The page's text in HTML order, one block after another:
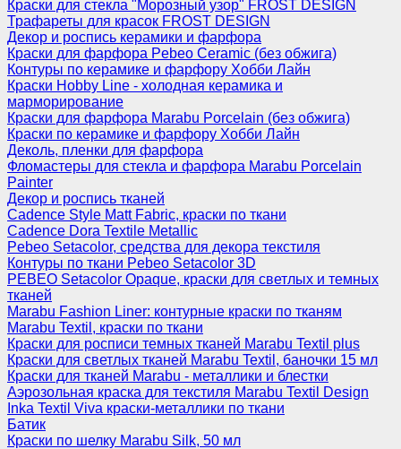
Краски для стекла "Морозный узор" FROST DESIGN
Трафареты для красок FROST DESIGN
Декор и роспись керамики и фарфора
Краски для фарфора Pebeo Ceramic (без обжига)
Контуры по керамике и фарфору Хобби Лайн
Краски Hobby Line - холодная керамика и
марморирование
Краски для фарфора Marabu Porcelain (без обжига)
Краски по керамике и фарфору Хобби Лайн
Деколь, пленки для фарфора
Фломастеры для стекла и фарфора Marabu Porcelain
Painter
Декор и роспись тканей
Cadence Style Matt Fabric, краски по ткани
Cadence Dora Textile Metallic
Pebeo Setacolor, средства для декора текстиля
Контуры по ткани Pebeo Setacolor 3D
PEBEO Setacolor Opaque, краски для светлых и темных
тканей
Marabu Fashion Liner: контурные краски по тканям
Marabu Textil, краски по ткани
Краски для росписи темных тканей Marabu Textil plus
Краски для светлых тканей Marabu Textil, баночки 15 мл
Краски для тканей Marabu - металлики и блестки
Аэрозольная краска для текстиля Marabu Textil Design
Inka Textil Viva краски-металлики по ткани
Батик
Краски по шелку Marabu Silk, 50 мл